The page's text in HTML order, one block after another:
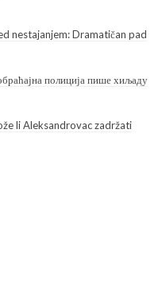
nestajanjem: Dramatičan pad
полиција пише хиљаду
li Aleksandrovac zadržati